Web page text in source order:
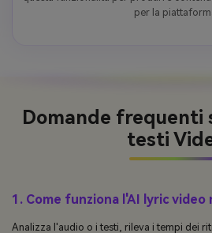
per la
Domande frequenti
testi
1. Come funziona l'AI lyric video
Analizza l'audio o i testi, rileva i tempi dei